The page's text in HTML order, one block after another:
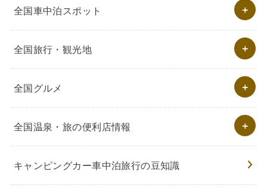
全国車中泊スポット
全国旅行・観光地
全国グルメ
全国温泉・旅の便利店情報
キャンピングカー車中泊旅行の豆知識